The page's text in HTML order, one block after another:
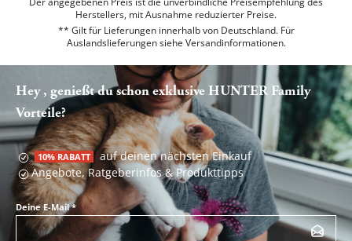
Herstellers, mit Ausnahme reduzierter Preise.
** Gilt für Lieferungen innerhalb von Deutschland. Für
Auslandslieferungen siehe Versandinformationen.
Hey , genießt du schon exklusive HUNTER Family
Vorteile?
10% RABATT auf deinen nächsten Einkauf
Angebote, Ratgeberinfos & Produkttipps
Deine E-Mail*